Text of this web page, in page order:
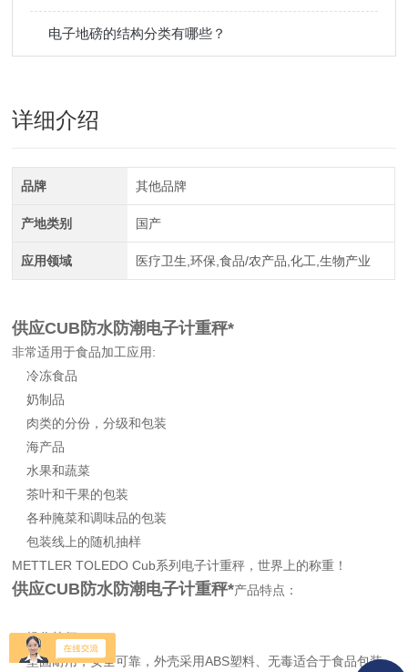
电子地磅的结构分类有哪些？
详细介绍
品牌 其他品牌
产地类别 国产
应用领域 医疗卫生,环保,食品/农产品,化工,生物产业
供应CUB防水防潮电子计重秤*
非常适用于食品加工应用:
冷冻食品
奶制品
肉类的分份，分级和包装
海产品
水果和蔬菜
茶叶和干果的包装
各种腌菜和调味品的包装
包装线上的随机抽样
METTLER TOLEDO Cub系列电子计重秤，世界上的称重！
供应CUB防水防潮电子计重秤*产品特点：
操作简便
坚固耐用，安全可靠，外壳采用ABS塑料、无毒适合于食品包装